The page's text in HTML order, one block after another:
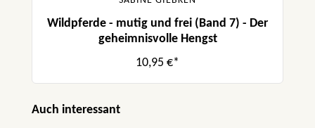
Wildpferde - mutig und frei (Band 7) - Der
geheimnisvolle Hengst
10,95 €*
Produktgalerie überspringen
Auch interessant